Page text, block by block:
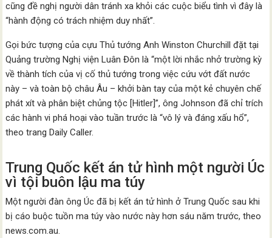
cũng đề nghị người dân tránh xa khỏi các cuộc biểu tình vì đây là
“hành động có trách nhiệm duy nhất”.
Gọi bức tượng của cựu Thủ tướng Anh Winston Churchill đặt tại
Quảng trường Nghị viện Luân Đôn là “một lời nhắc nhở trường kỳ
về thành tích của vị cố thủ tướng trong việc cứu vớt đất nước
này – và toàn bộ châu Âu – khởi bàn tay của một kẻ chuyên chế
phát xít và phân biệt chủng tộc [Hitler]”, ông Johnson đã chỉ trích
các hành vi phá hoại vào tuần trước là “vô lý và đáng xấu hổ”,
theo trang Daily Caller.
Trung Quốc kết án tử hình một người Úc
vì tội buôn lậu ma túy
Một người đàn ông Úc đã bị kết án tử hình ở Trung Quốc sau khi
bị cáo buộc tuồn ma túy vào nước này hơn sáu năm trước, theo
news.com.au.